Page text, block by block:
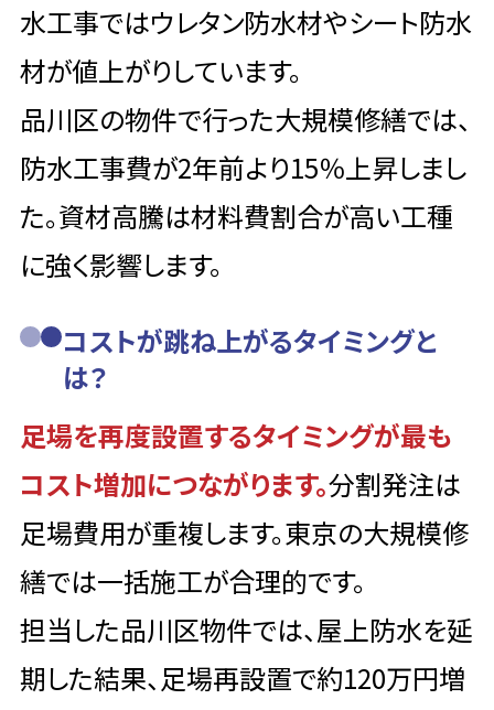
水工事ではウレタン防水材やシート防水
材が値上がりしています。
品川区の物件で行った大規模修繕では、
防水工事費が2年前より15％上昇しまし
た。資材高騰は材料費割合が高い工種
に強く影響します。
コストが跳ね上がるタイミングと
は？
足場を再度設置するタイミングが最も
コスト増加につながります。分割発注は
足場費用が重複します。東京の大規模修
繕では一括施工が合理的です。
担当した品川区物件では、屋上防水を延
期した結果、足場再設置で約120万円増